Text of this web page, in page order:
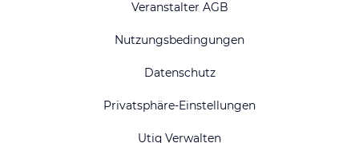
Veranstalter AGB
Nutzungsbedingungen
Datenschutz
Privatsphäre-Einstellungen
Utiq Verwalten